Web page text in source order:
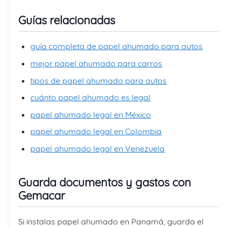
Guías relacionadas
guía completa de papel ahumado para autos
mejor papel ahumado para carros
tipos de papel ahumado para autos
cuánto papel ahumado es legal
papel ahumado legal en México
papel ahumado legal en Colombia
papel ahumado legal en Venezuela
Guarda documentos y gastos con
Gemacar
Si instalas papel ahumado en Panamá, guarda el